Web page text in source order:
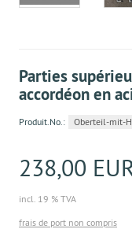
Parties
accordéon en
Produit.No.: Oberteil-mit-
238,00
incl. 19 % TVA
frais de port non compris